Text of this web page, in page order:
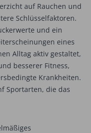
auf Rauchen und
Schlüsselfaktoren.
und ein
eines
Alltag aktiv gestaltet,
besserer Fitness,
Krankheiten.
Sportarten, die das